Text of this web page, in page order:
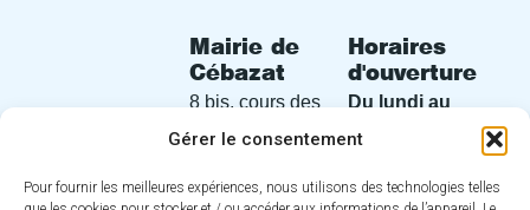
Gérer le consentement
Pour fournir les meilleures expériences, nous utilisons des technologies telles
Mairie de
Cébazat
8 bis, cours des
Perches
Horaires
d'ouverture
Du lundi au
vendredi
et de 13h30 à